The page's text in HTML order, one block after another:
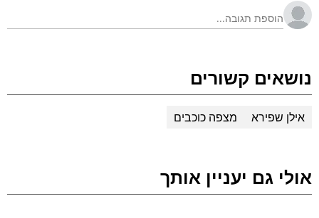
נושאים קשורים
אילן שפירא מצפה כוכבים
אולי גם יעניין אותך